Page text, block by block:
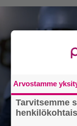
Arvostamme
Tarvitsemme